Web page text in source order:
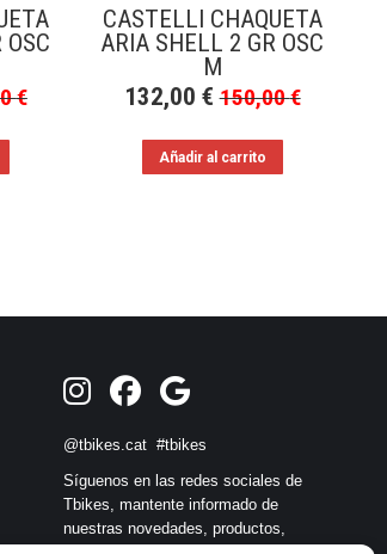
€
CASTELLI CHAQUETA
ARIA SHELL 2 GR OSC
M
132,00 € 150,00€
Añadir al carrito
@tbikes.cat #tbikes
Síguenos en las redes sociales de
Tbikes, mantente informado de
nuestras novedades, productos,